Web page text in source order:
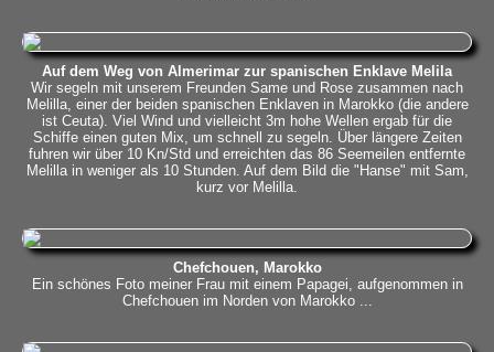
Auf dem Weg von Almerimar zur spanischen Enklave Melila
Wir segeln mit unserem Freunden Same und Rose zusammen nach
Melilla, einer der beiden spanischen Enklaven in Marokko (die andere
ist Ceuta). Viel Wind und vielleicht 3m hohe Wellen ergab für die
Schiffe einen guten Mix, um schnell zu segeln. Über längere Zeiten
fuhren wir über 10 Kn/Std und erreichten das 86 Seemeilen entfernte
Melilla in weniger als 10 Stunden. Auf dem Bild die "Hanse" mit Sam,
kurz vor Melilla.
Chefchouen, Marokko
Ein schönes Foto meiner Frau mit einem Papagei, aufgenommen in
Chefchouen im Norden von Marokko ...